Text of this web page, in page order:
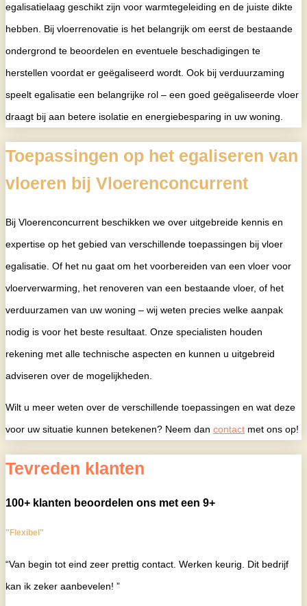
egalisatielaag geschikt zijn voor warmtegeleiding en de juiste dikte
hebben. Bij vloerrenovatie is het belangrijk om eerst de bestaande
ondergrond te beoordelen en eventuele beschadigingen te
herstellen voordat er geëgaliseerd wordt. Ook bij verduurzaming
speelt egalisatie een belangrijke rol – een goed geëgaliseerde vloer
draagt bij aan betere isolatie en energiebesparing in uw woning.
Toepassingen op het egaliseren van
vloeren bij Vloerenconcurrent
Bij Vloerenconcurrent beschikken we over uitgebreide kennis en
expertise op het gebied van verschillende toepassingen bij vloer
egalisatie. Of het nu gaat om het voorbereiden van een vloer voor
vloerverwarming, het renoveren van een bestaande vloer, of het
verduurzamen van uw woning – wij weten precies welke aanpak
nodig is voor het beste resultaat. Onze specialisten houden
rekening met alle technische aspecten en kunnen u uitgebreid
adviseren over de mogelijkheden.
Wilt u meer weten over de verschillende toepassingen en wat deze
voor uw situatie kunnen betekenen? Neem dan contact met ons op!
Tevreden klanten
100+ klanten beoordelen ons met een 9+
"Flexibel"
“Van begin tot eind zeer prettig contact. Werken keurig. Dit bedrijf
kan ik zeker aanbevelen! ”